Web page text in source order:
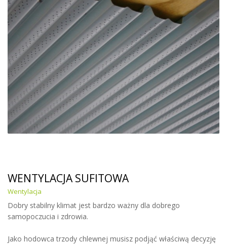
WENTYLACJA SUFITOWA
Wentylacja
Dobry stabilny klimat jest bardzo ważny dla dobrego
samopoczucia i zdrowia.
Jako hodowca trzody chlewnej musisz podjąć właściwą decyzję